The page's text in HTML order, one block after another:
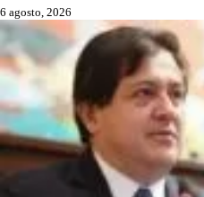
6 agosto, 2026